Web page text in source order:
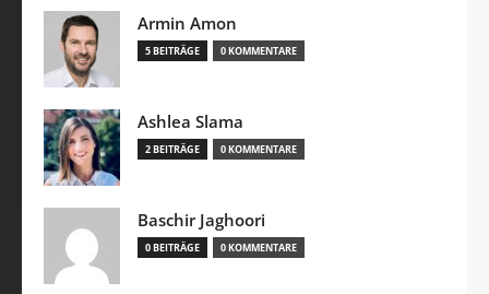
Armin Amon
5 BEITRÄGE 0 KOMMENTARE
Ashlea Slama
2 BEITRÄGE 0 KOMMENTARE
Baschir Jaghoori
0 BEITRÄGE 0 KOMMENTARE